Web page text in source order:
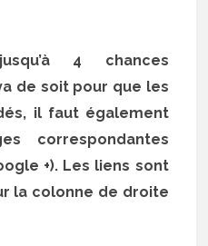
4 chances
de soit pour que les
il faut également
correspondantes
+). Les liens sont
la colonne de droite